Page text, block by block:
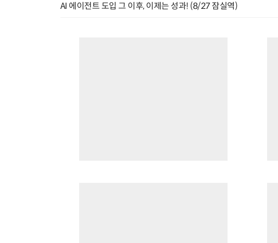
AI 에이전트 도입 그 이후, 이제는 성과! (8/27 잠실역)